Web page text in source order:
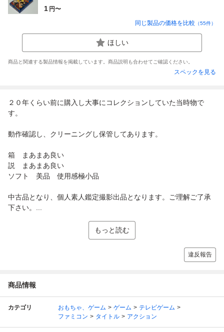
1 円〜
同じ製品の価格を比較 （55件）
ほしい
商品と関連する製品情報を掲載しています。商品説明も合わせてご確認ください。
スペックを見る
２０年くらい前に購入し大事にコレクションしていた当時物で
す。
動作確認し、クリーニングし保管してあります。
箱 まあまあ良い
説 まあまあ良い
ソフト 美品 使用感極小品
中古品となり、個人素人鑑定撮影出品となります。ご理解ご了承
下さい。...
もっと読む
違反報告
商品情報
カテゴリ おもちゃ、ゲーム ゲーム
テレビゲーム
ファミコン
タイトル アクション